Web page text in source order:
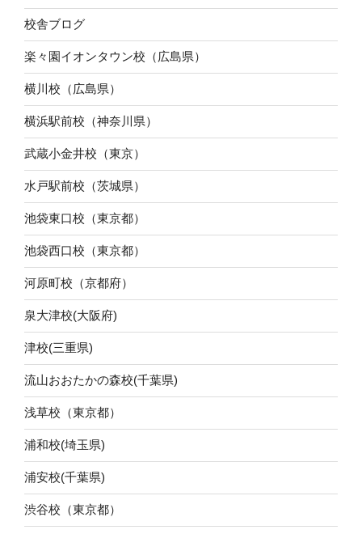
校舎ブログ
楽々園イオンタウン校（広島県）
横川校（広島県）
横浜駅前校（神奈川県）
武蔵小金井校（東京）
水戸駅前校（茨城県）
池袋東口校（東京都）
池袋西口校（東京都）
河原町校（京都府）
泉大津校(大阪府)
津校(三重県)
流山おおたかの森校(千葉県)
浅草校（東京都）
浦和校(埼玉県)
浦安校(千葉県)
渋谷校（東京都）